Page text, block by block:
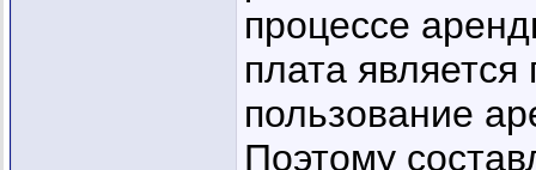
процессе
плата является
пользование
Поэтому